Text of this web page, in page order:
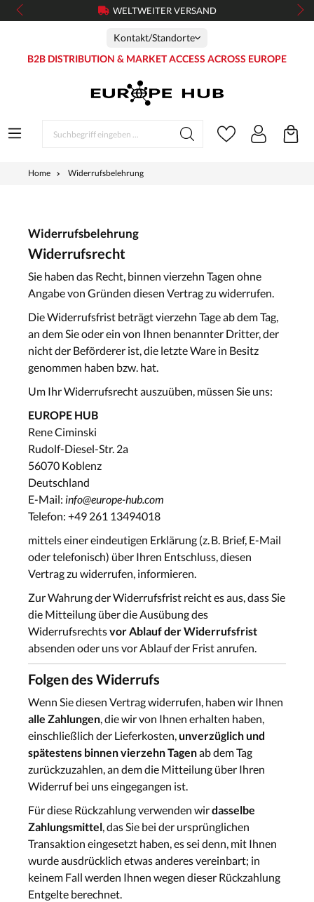
WELTWEITER VERSAND
Kontakt/Standorte
B2B DISTRIBUTION & MARKET ACCESS ACROSS EUROPE
Home Widerrufsbelehrung
Widerrufsbelehrung
Widerrufsrecht
Sie haben das Recht, binnen vierzehn Tagen ohne
Angabe von Gründen diesen Vertrag zu widerrufen.
Die Widerrufsfrist beträgt vierzehn Tage ab dem Tag,
an dem Sie oder ein von Ihnen benannter Dritter, der
nicht der Beförderer ist, die letzte Ware in Besitz
genommen haben bzw. hat.
Um Ihr Widerrufsrecht auszuüben, müssen Sie uns:
EUROPE HUB
Rene Ciminski
Rudolf-Diesel-Str. 2a
56070 Koblenz
Deutschland
E-Mail: info@europe-hub.com
Telefon: +49 261 13494018
mittels einer eindeutigen Erklärung (z. B. Brief, E-Mail
oder telefonisch) über Ihren Entschluss, diesen
Vertrag zu widerrufen, informieren.
Zur Wahrung der Widerrufsfrist reicht es aus, dass Sie
die Mitteilung über die Ausübung des
Widerrufsrechtsvor Ablauf der Widerrufsfrist
absenden oder uns vor Ablauf der Frist anrufen.
Folgen des Widerrufs
Wenn Sie diesen Vertrag widerrufen, haben wir Ihnen
alle Zahlungen, die wir von Ihnen erhalten haben,
einschließlich der Lieferkosten,unverzüglich und
spätestens binnen vierzehn Tagenab dem Tag
zurückzuzahlen, an dem die Mitteilung über Ihren
Widerruf bei uns eingegangen ist.
Für diese Rückzahlung verwenden wirdasselbe
Zahlungsmittel, das Sie bei der ursprünglichen
Transaktion eingesetzt haben, es sei denn, mit Ihnen
wurde ausdrücklich etwas anderes vereinbart; in
keinem Fall werden Ihnen wegen dieser Rückzahlung
Entgelte berechnet.